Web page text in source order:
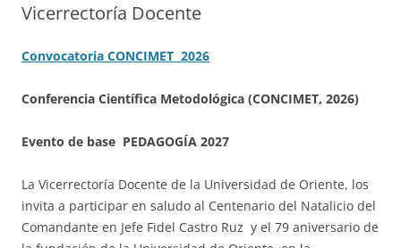
Vicerrectoría Docente
Convocatoria CONCIMET 2026
Conferencia Científica Metodológica (CONCIMET, 2026)
Evento de base PEDAGOGÍA 2027
La Vicerrectoría Docente de la Universidad de Oriente, los
invita a participar en saludo al Centenario del Natalicio del
Comandante en Jefe Fidel Castro Ruz y el 79 aniversario de